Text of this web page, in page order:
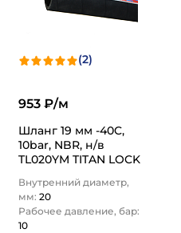
(2)
953 ₽/м
Шланг 19 мм -40C,
10bar, NBR, н/в
TL020YM TITAN LOCK
Внутренний диаметр,
мм: 20
Рабочее давление, бар:
10